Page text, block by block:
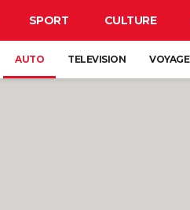
SPORT CULTURE
AUTO TELEVISION VOYAGE